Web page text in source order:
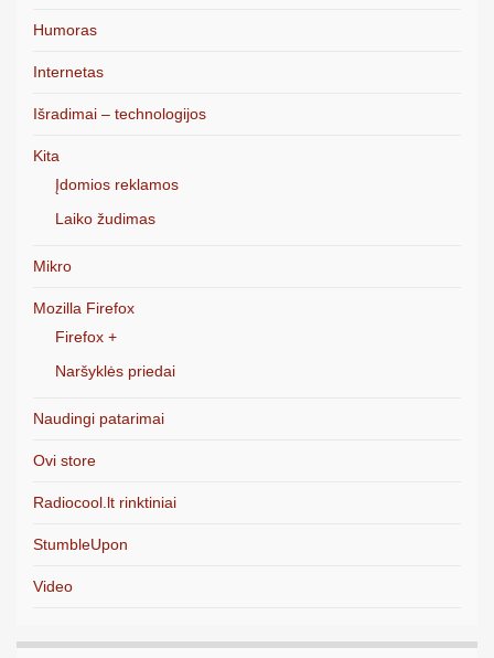
Humoras
Internetas
Išradimai – technologijos
Kita
Įdomios reklamos
Laiko žudimas
Mikro
Mozilla Firefox
Firefox +
Naršyklės priedai
Naudingi patarimai
Ovi store
Radiocool.lt rinktiniai
StumbleUpon
Video